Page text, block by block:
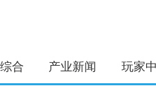
合 产业新闻 玩家